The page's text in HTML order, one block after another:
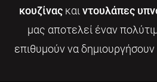
κουζίναςκαι ντουλάπες
μας αποτελεί έναν
επιθυμούν να δημιουργήσουν